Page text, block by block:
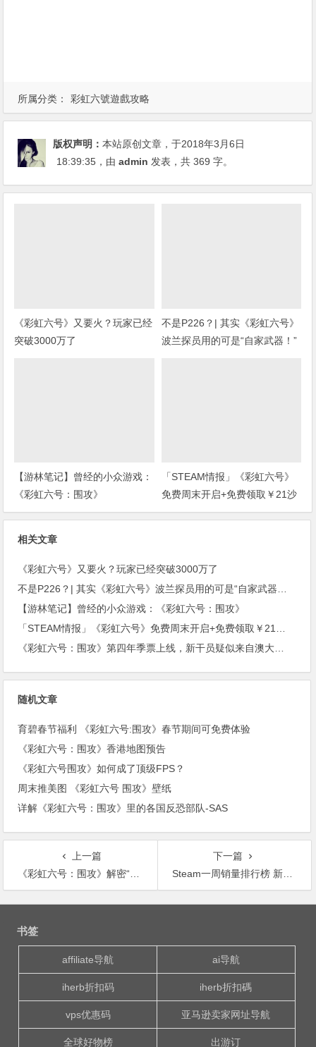
所属分类： 彩虹六號遊戲攻略
版权声明：本站原创文章，于2018年3月6日
18:39:35 ，由admin 发表，共 369 字。
《彩虹六号》又要火？玩家已经
突破3000万了
不是P226？| 其实《彩虹六号》
波兰探员用的可是“自家武器！”
【游林笔记】曾经的小众游戏：
《彩虹六号：围攻》
「STEAM情报」《彩虹六号》
免费周末开启+免费领取￥21沙
盒扮演游戏+“墓地星露谷”今日
相关文章
《彩虹六号》又要火？玩家已经突破3000万了
不是P226？| 其实《彩虹六号》波兰探员用的可是“自家武器！”(上期福利开奖)
【游林笔记】曾经的小众游戏：《彩虹六号：围攻》
「STEAM情报」《彩虹六号》免费周末开启+免费领取￥21沙盒扮演游戏+“墓地星露谷”今日上架
《彩虹六号：围攻》第四年季票上线，新干员疑似来自澳大利亚。
随机文章
育碧春节福利 《彩虹六号:围攻》春节期间可免费体验
《彩虹六号：围攻》香港地图预告
《彩虹六号围攻》如何成了顶级FPS？
周末推美图 《彩虹六号 围攻》壁纸
详解《彩虹六号：围攻》里的各国反恐部队-SAS
上一篇
《彩虹六号：围攻》解密“人形怪物” 基本确定僵尸元素
下一篇
Steam一周销量排行榜 新年第一匹黑马《天国：拯救》
文
书签
affiliate导航 ai导航
iherb折扣码 iherb折扣碼
vps优惠码 亚马逊卖家网址导航
全球好物榜 出游订